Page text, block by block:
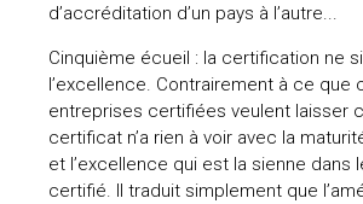
d’accréditation d’un pays à l’autre...
Cinquième écueil : la certification ne
l’excellence. Contrairement à ce que
entreprises certifiées veulent laisser
certificat n’a rien à voir avec la
et l’excellence qui est la sienne dans
certifié. Il traduit simplement que